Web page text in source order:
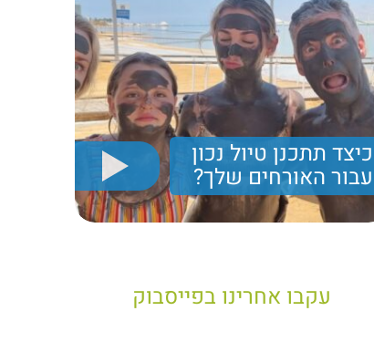
כיצד תתכנן טיול נכון
עבור האורחים שלך?
יריב חן, מציג את הקווים המנחים לבניית טיול נכון עבור
תיירים בישראל
עקבו אחרינו בפייסבוק